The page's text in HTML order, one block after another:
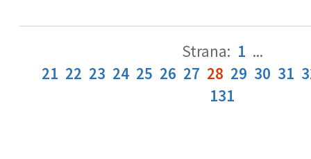
Strana: 1 ...
21 22 23 24 25 26 27 28 29 30 31
131